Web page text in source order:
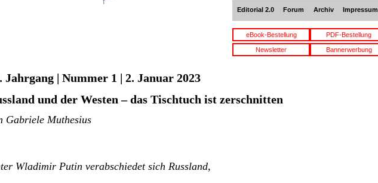
Editorial 2.0 Forum Archiv Impressum
eBook-Bestellung PDF-Bestellung
Newsletter Bannerwerbung
Jahrgang | Nummer 1 | 2. Januar 2023
und der Westen – das Tischtuch ist zerschnitten
Gabriele Muthesius
Wladimir Putin verabschiedet sich Russland,